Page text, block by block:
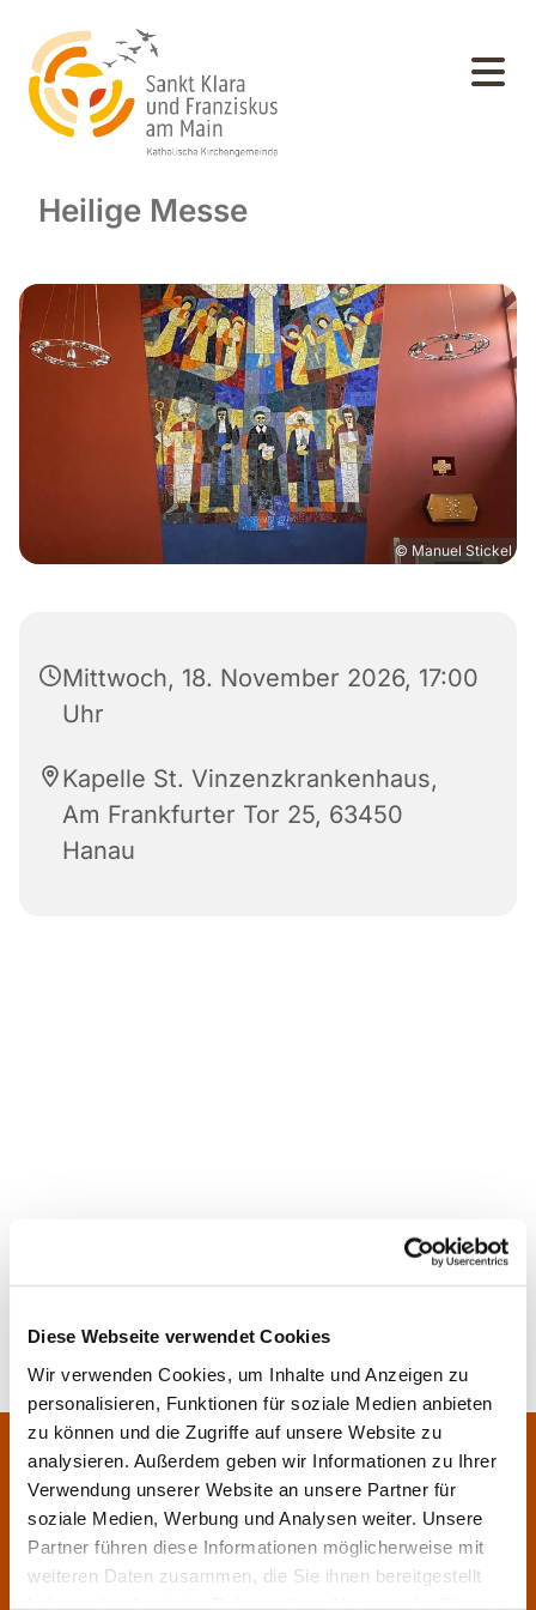
Diese Webseite verwendet Cookies
Wir verwenden Cookies, um Inhalte und Anzeigen zu
personalisieren, Funktionen für soziale Medien anbieten
zu können und die Zugriffe auf unsere Website zu
analysieren. Außerdem geben wir Informationen zu Ihrer
Verwendung unserer Website an unsere Partner für
soziale Medien, Werbung und Analysen weiter. Unsere
Partner führen diese Informationen möglicherweise mit
weiteren Daten zusammen, die Sie ihnen bereitgestellt
Heilige Messe
© Manuel Stickel
Mittwoch, 18. November 2026, 17:00
Uhr
Kapelle St. Vinzenzkrankenhaus,
Am Frankfurter Tor 25, 63450
Hanau
Pfarrei Sankt Klara und Franziskus am Main
Zentrales Pfarrbüro:
Im Bangert 8,63450 Hanau
06181 9230070
pfarrei.klara-franziskus@bistum-fulda.de